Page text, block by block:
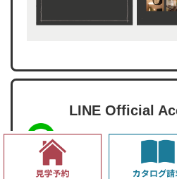
LINE Official
建築事例やイベント情
ビルドアートのLINE友